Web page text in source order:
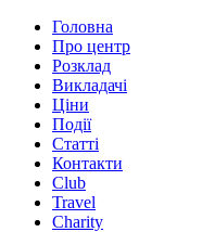
Головна
Про центр
Розклад
Викладачі
Ціни
Події
Статті
Контакти
Club
Travel
Charity